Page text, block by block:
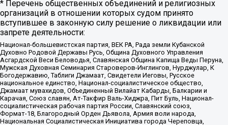
* Перечень общественных объединений и религиозных
организаций в отношении которых судом принято
вступившее в законную силу решение о ликвидации или
запрете деятельности:
Национал-большевистская партия, ВЕК РА, Рада земли Кубанской
Духовно Родовой Державы Русь, Община Духовного Управления
Асгардской Веси Беловодья, Славянская Община Капища Веды Перуна,
Мужская Духовная Семинария Староверов-Инглингов, Нурджулар, К
Богодержавию, Таблиги Джамаат, Свидетели Иеговы, Русское
национальное единство, Национал-социалистическое общество,
Джамаат мувахидов, Объединенный Вилайат Кабарды, Балкарии и
Карачая, Союз славян, Ат-Такфир Валь-Хиджра, Пит Буль, Национал-
социалистическая рабочая партия России, Славянский союз,
Формат-18, Благородный Орден Дьявола, Армия воли народа,
Национальная Социалистическая Инициатива города Череповца,